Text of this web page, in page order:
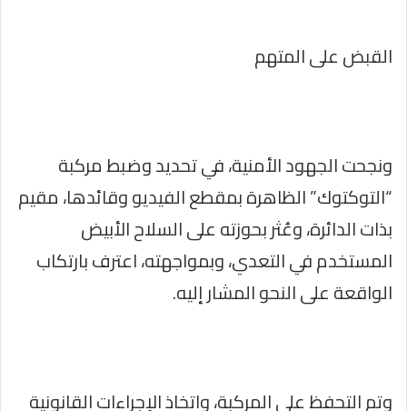
القبض على المتهم
ونجحت الجهود الأمنية، في تحديد وضبط مركبة
“التوكتوك” الظاهرة بمقطع الفيديو وقائدها، مقيم
بذات الدائرة، وعُثر بحوزته على السلاح الأبيض
المستخدم في التعدي، وبمواجهته، اعترف بارتكاب
الواقعة على النحو المشار إليه.
وتم التحفظ على المركبة، واتخاذ الإجراءات القانونية